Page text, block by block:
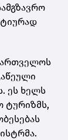
ეს ხელს
ტურიზმს,